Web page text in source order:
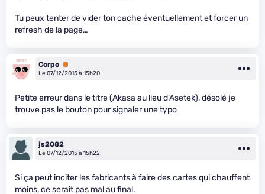
Tu peux tenter de vider ton cache éventuellement et forcer un
refresh de la page…
Corpo Premium
Le 07/12/2015 à 15h20
Petite erreur dans le titre (Akasa au lieu d’Asetek), désolé je
trouve pas le bouton pour signaler une typo
js2082
Le 07/12/2015 à 15h22
Si ça peut inciter les fabricants à faire des cartes qui chauffent
moins, ce serait pas mal au final.